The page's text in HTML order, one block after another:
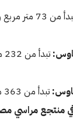
تبدأ من 363 متر مربع.
منتجع مراسي